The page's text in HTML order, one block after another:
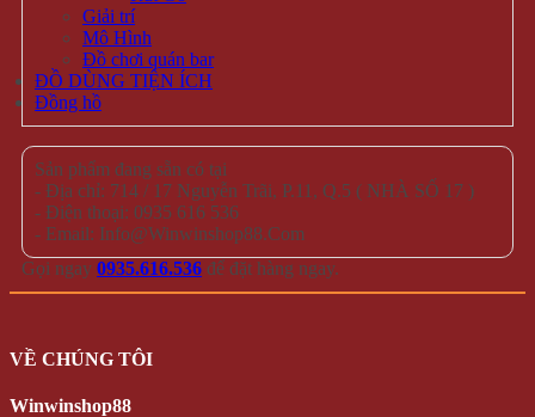
Giải trí
Mô Hình
Đồ chơi quán bar
ĐỒ DÙNG TIỆN ÍCH
Đồng hồ
Sản phẩm đang sẵn có tại
- Địa chỉ: 714 / 17 Nguyễn Trãi, P.11, Q.5 ( NHÀ SỐ 17 )
- Điện thoại: 0935 616 536
- Email: Info@Winwinshop88.Com
Gọi ngay 0935.616.536 để đặt hàng ngay.
VỀ CHÚNG TÔI
Winwinshop88